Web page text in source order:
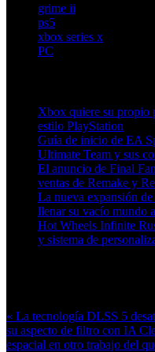
grime ii
ps5
xbox series x
PC
Xbox quiere su propio
estilo PlayStation
Guía de inicio de EA
Ultimate Team y sus
El anuncio de Final
ventas de Remake y
La nueva expansión
llenar su vacío mundo
Hot Wheels Infinite
y sistema de
« La tecnología DLSS 5
su aspecto de filtro con IA
espacial en otro trabajo del